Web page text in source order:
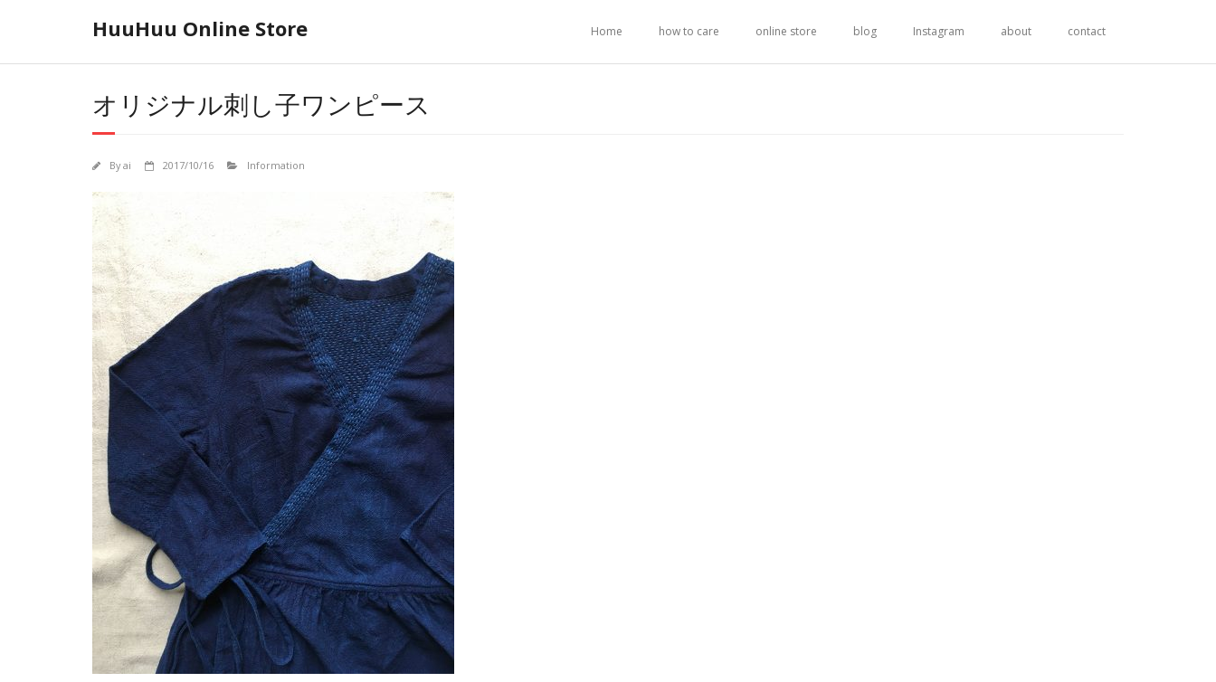
HuuHuu Online Store Home how to care online store blog Instagram about contact
オリジナル刺し子ワンピース
Byai 2017/10/16 Information